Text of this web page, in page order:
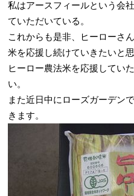
私はアースフィールという会
ていただいている。
これからも是非、ヒーローさ
米を応援し続けていきたいと思
ヒーロー農法米を応援してい
い。
また近日中にローズガーデン
きます。